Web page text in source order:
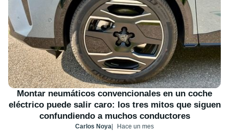
Montar neumáticos convencionales en un coche
eléctrico puede salir caro: los tres mitos que siguen
confundiendo a muchos conductores
Carlos Noya Hace un mes